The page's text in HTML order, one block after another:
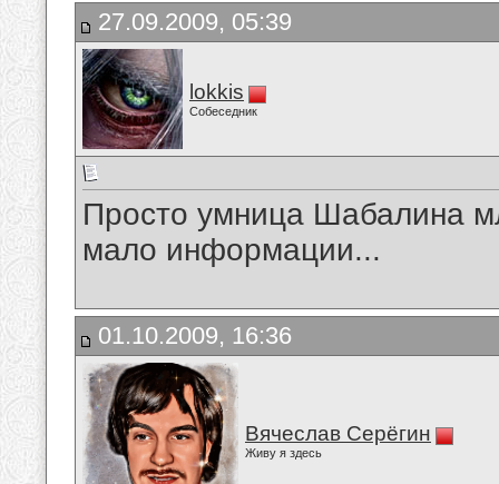
27.09.2009, 05:39
lokkis
Собеседник
Просто умница Шабалина
мало информации...
01.10.2009, 16:36
Вячеслав Серёгин
Живу я здесь